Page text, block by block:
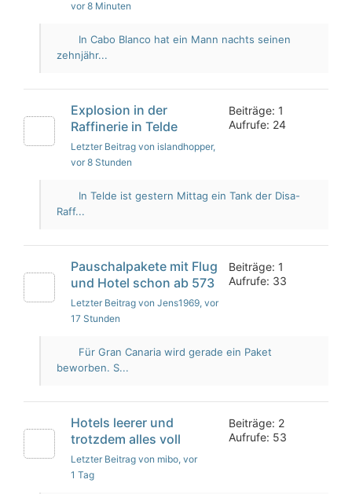
vor 8 Minuten
In Cabo Blanco hat ein Mann nachts seinen
zehnjähr...
Explosion in der
Raffinerie in Telde
Letzter Beitrag von islandhopper,
vor 8 Stunden
Beiträge: 1
Aufrufe: 24
In Telde ist gestern Mittag ein Tank der Disa-
Raff...
Pauschalpakete mit Flug
und Hotel schon ab 573
Letzter Beitrag von Jens1969, vor
17 Stunden
Beiträge: 1
Aufrufe: 33
Für Gran Canaria wird gerade ein Paket
beworben. S...
Hotels leerer und
trotzdem alles voll
Letzter Beitrag von mibo, vor
1 Tag
Beiträge: 2
Aufrufe: 53